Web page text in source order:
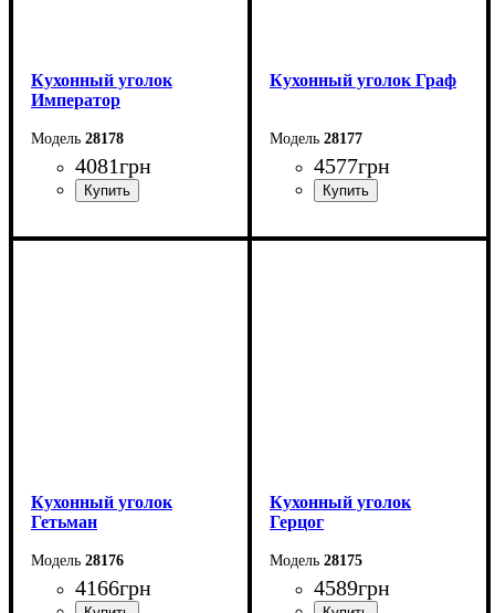
Кухонный уголок
Император
28178
4081грн
Длина: 150 см
Кухонный уголок Граф
28177
4577грн
Длина: 120 см
Кухонный уголок
Гетьман
28176
4166грн
Кухонный уголок
Герцог
28175
4589грн